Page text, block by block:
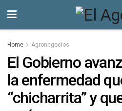
Home Agronegocios
El Gobierno
la enfermedad
“chicharrita” y